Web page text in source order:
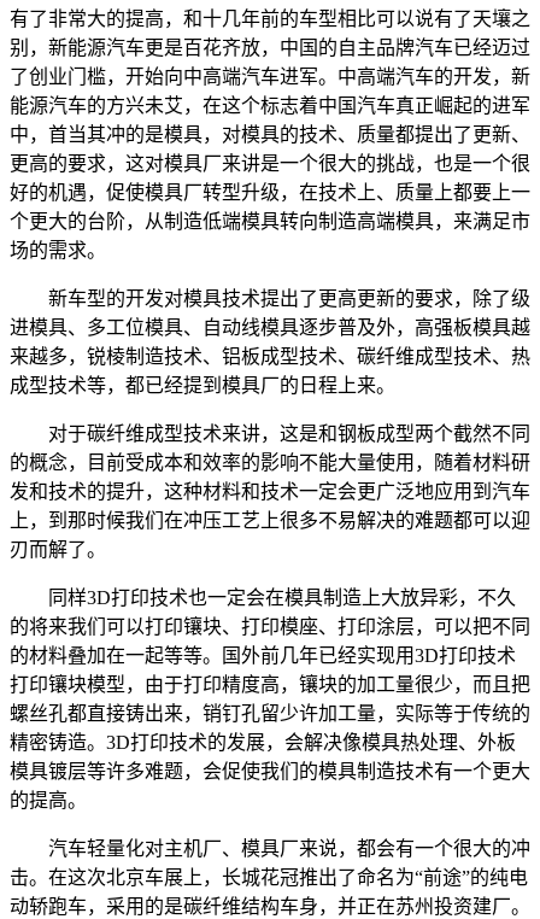
有了非常大的提高，和十几年前的车型相比可以说有了天壤之
别，新能源汽车更是百花齐放，中国的自主品牌汽车已经迈过
了创业门槛，开始向中高端汽车进军。中高端汽车的开发，新
能源汽车的方兴未艾，在这个标志着中国汽车真正崛起的进军
中，首当其冲的是模具，对模具的技术、质量都提出了更新、
更高的要求，这对模具厂来讲是一个很大的挑战，也是一个很
好的机遇，促使模具厂转型升级，在技术上、质量上都要上一
个更大的台阶，从制造低端模具转向制造高端模具，来满足市
场的需求。
新车型的开发对模具技术提出了更高更新的要求，除了级
进模具、多工位模具、自动线模具逐步普及外，高强板模具越
来越多，锐棱制造技术、铝板成型技术、碳纤维成型技术、热
成型技术等，都已经提到模具厂的日程上来。
对于碳纤维成型技术来讲，这是和钢板成型两个截然不同
的概念，目前受成本和效率的影响不能大量使用，随着材料研
发和技术的提升，这种材料和技术一定会更广泛地应用到汽车
上，到那时候我们在冲压工艺上很多不易解决的难题都可以迎
刃而解了。
同样3D打印技术也一定会在模具制造上大放异彩，不久
的将来我们可以打印镶块、打印模座、打印涂层，可以把不同
的材料叠加在一起等等。国外前几年已经实现用3D打印技术
打印镶块模型，由于打印精度高，镶块的加工量很少，而且把
螺丝孔都直接铸出来，销钉孔留少许加工量，实际等于传统的
精密铸造。3D打印技术的发展，会解决像模具热处理、外板
模具镀层等许多难题，会促使我们的模具制造技术有一个更大
的提高。
汽车轻量化对主机厂、模具厂来说，都会有一个很大的冲
击。在这次北京车展上，长城花冠推出了命名为“前途”的纯电
动轿跑车，采用的是碳纤维结构车身，并正在苏州投资建厂。